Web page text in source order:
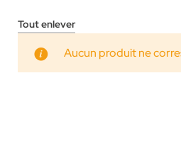
Aucun produit ne
Tout enlever